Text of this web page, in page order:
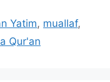
Yatim, muallaf,
Qur'an